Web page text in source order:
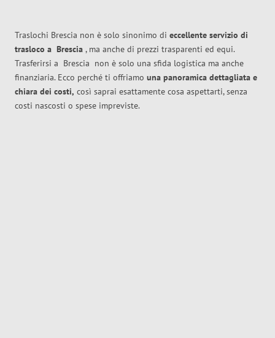
Traslochi Brescia non è solo sinonimo di eccellente servizio di
trasloco a Brescia , ma anche di prezzi trasparenti ed equi.
Trasferirsi a Brescia non è solo una sfida logistica ma anche
finanziaria. Ecco perché ti offriamo una panoramica dettagliata e
chiara dei costi, così saprai esattamente cosa aspettarti, senza
costi nascosti o spese impreviste.